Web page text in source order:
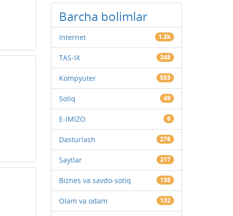
Barcha bolimlar
Internet 1.3k
TAS-IX 248
Kompyuter 553
Soliq 49
E-IMIZO 6
Dasturlash 276
Saytlar 217
Biznes va savdo-sotiq 138
Olam va odam 132